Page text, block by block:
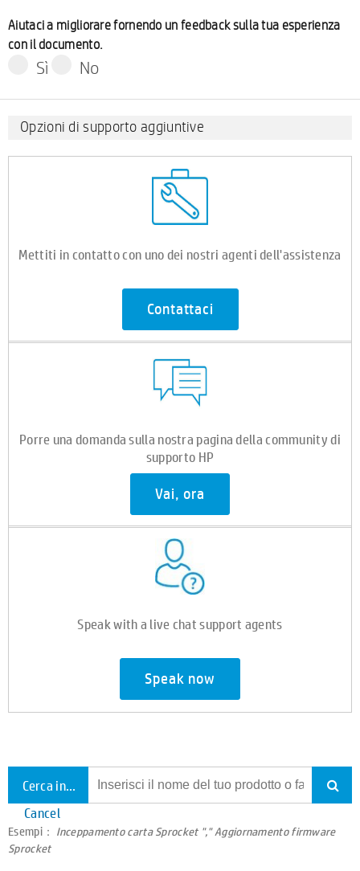
Aiutaci a migliorare fornendo un feedback sulla tua esperienza
con il documento.
Sì No
Opzioni di supporto aggiuntive
Mettiti in contatto con uno dei nostri agenti dell'assistenza
Contattaci
Porre una domanda sulla nostra pagina della community di
supporto HP
Vai, ora
Speak with a live chat support agents
Speak now
Cerca in tutto il supporto
Cancel
Esempi： Inceppamento carta Sprocket "," Aggiornamento firmware
Sprocket